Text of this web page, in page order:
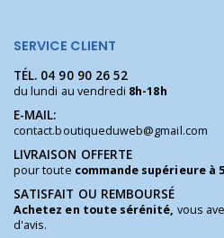
SERVICE CLIENT
TÉL. 04 90 90 26 52
du lundi au vendredi 8h-18h
E-MAIL:
contact.boutiqueduweb@gmail.com
LIVRAISON OFFERTE
pour toute commande supérieure à
SATISFAIT OU REMBOURSÉ
Achetez en toute sérénité, vous
d'avis.